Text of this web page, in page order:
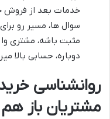
خدمات بعد از فروش
سوال ها، مسیر رو
مثبت باشه، مشتری
دوباره، حسابی بالا
روانشناسی
مشتریان باز